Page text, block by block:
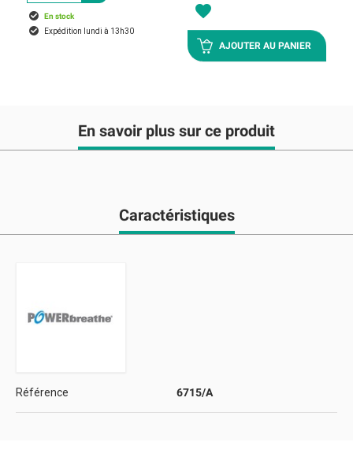
En stock
Expédition lundi à 13h30
favorite
AJOUTER AU PANIER
En savoir plus sur ce produit
Caractéristiques
Référence 6715/A